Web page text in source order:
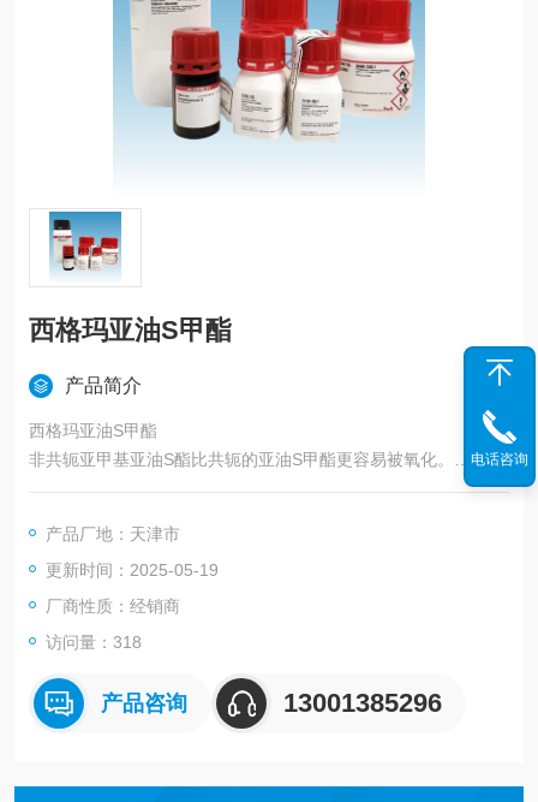
西格玛亚油S甲酯
产品简介
西格玛亚油S甲酯
非共轭亚甲基亚油S酯比共轭的亚油S甲酯更容易被氧化。
应用：有机溶液中的亚油S甲酯和偶氮引发剂诱导的脂质体膜中
生化/生理作用：亚油S甲酯可用作氧化/过氧化检测中的模型化合
物，以评估富勒烯、鞣花单宁和其他天然产物的抗过氧化活性。
产品厂地：天津市
更新时间：2025-05-19
厂商性质：经销商
访问量：318
产品咨询 13001385296
电话咨询